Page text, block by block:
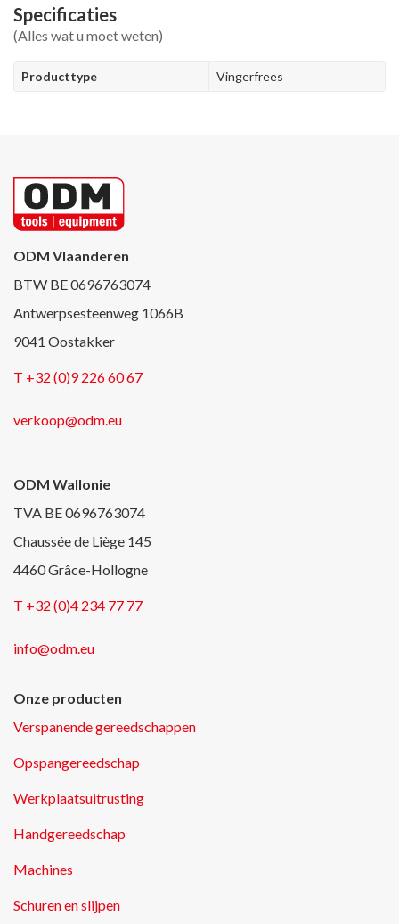
Specificaties
(Alles wat u moet weten)
Producttype Vingerfrees
ODM Vlaanderen
BTW BE 0696763074
Antwerpsesteenweg 1066B
9041 Oostakker
T +32 (0)9 226 60 67
verkoop@odm.eu
ODM Wallonie
TVA BE 0696763074
Chaussée de Liège 145
4460 Grâce-Hollogne
T +32 (0)4 234 77 77
info@odm.eu
Onze producten
Verspanende gereedschappen
Opspangereedschap
Werkplaatsuitrusting
Handgereedschap
Machines
Schuren en slijpen